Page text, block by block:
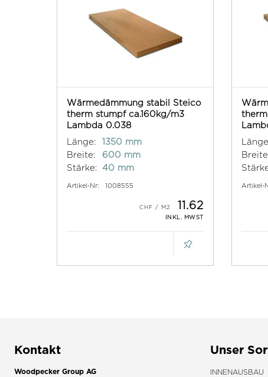
Wärmedämmung stabil Steico
therm stumpf ca.160kg/m3
Lambda 0.038
Länge:
1350 mm
Breite:
600 mm
Stärke:
40 mm
Artikel-Nr: 1008555
11.62
INKL. MWST
Artikel-
Kontakt
Woodpecker Group AG
Unser
INNENAUSBAU